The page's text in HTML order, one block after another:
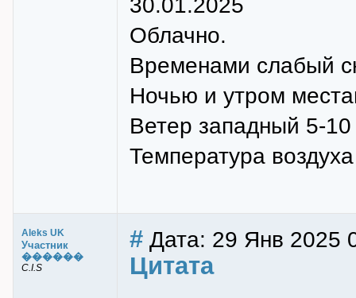
Облачно.
Временами слабый
Ночью и утром
Ветер западный 5-
Температура
Aleks UK
Участник
������
C.I.S
# Дата: 29 Янв 2025
Цитата